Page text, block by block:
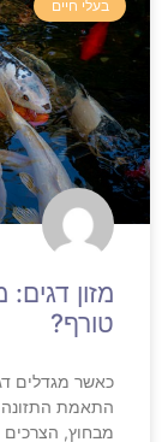
בעלי חיים
מזון
טורף?
כאשר מגדלים
התאמת התזונה
מבחוץ, הצרכים